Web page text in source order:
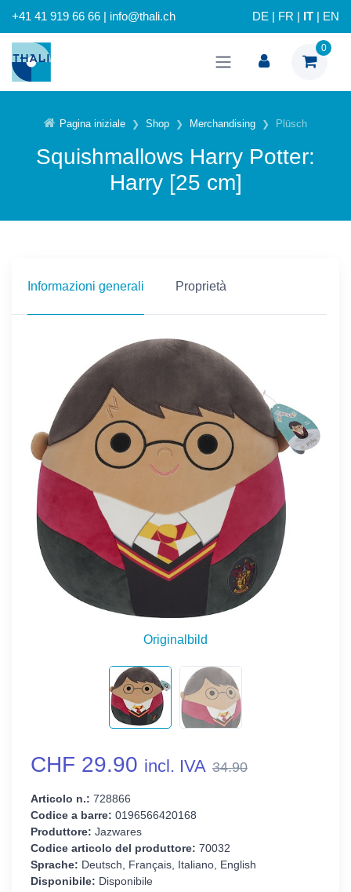
+41 41 919 66 66 | info@thali.ch DE FR IT EN
0
Pagina iniziale Shop Merchandising Plüsch
Squishmallows Harry Potter:
Harry [25 cm]
Informazioni generali Proprietà
Originalbild
CHF 29.90 incl. IVA 34.90
Articolo n.: 728866
Codice a barre: 0196566420168
Produttore: Jazwares
Codice articolo del produttore: 70032
Sprache: Deutsch, Français, Italiano, English
Disponibile: Disponibile